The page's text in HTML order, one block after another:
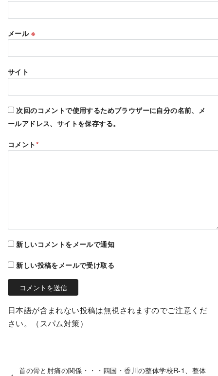
メール ※
サイト
次回のコメントで使用するためブラウザーに自分の名前、メ
ールアドレス、サイトを保存する。
コメント*
新しいコメントをメールで通知
新しい投稿をメールで受け取る
日本語が含まれない投稿は無視されますのでご注意くだ
さい。（スパム対策）
首の骨と肘痛の関係・・・四国・香川の整体学校R-1、整体